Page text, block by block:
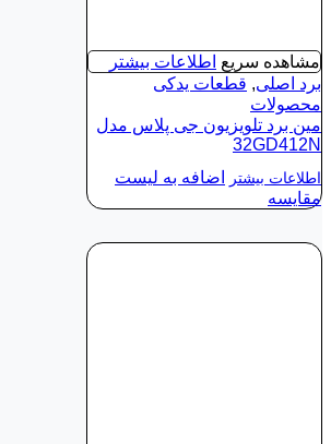
مشاهده سریع اطلاعات بیشتر
برد اصلی, قطعات یدکی
محصولات
مین برد تلویزیون جی پلاس مدل
32GD412N
اطلاعات بیشتر
اضافه به لیست
مقایسه